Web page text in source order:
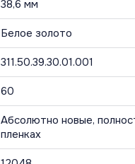
38,6 мм
Белое золото
311.50.39.30.01.001
60
Абсолютно новые,
пленках